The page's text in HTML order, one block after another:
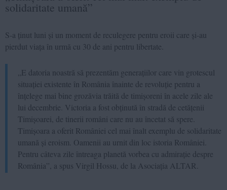
solidaritate umană”
S-a ținut luni și un moment de reculegere pentru eroii care și-au
pierdut viața în urmă cu 30 de ani pentru libertate.
„E datoria noastră să prezentăm generațiilor care vin grotescul
situației existente în România înainte de revoluție pentru a
înțelege mai bine grozăvia trăită de timișoreni în acele zile ale
lui decembrie. Victoria a fost obținută în stradă de cetățenii
Timișoarei, de tinerii români care nu au încetat să spere.
Timișoara a oferit României cel mai înalt exemplu de solidaritate
umană și eroism. Oamenii au urnit din loc istoria României.
Pentru câteva zile întreaga planetă vorbea cu admirație despre
România”, a spus Virgil Hossu, de la Asociația ALTAR.